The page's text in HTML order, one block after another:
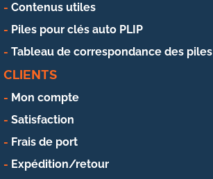
Contenus utiles
Piles pour clés auto PLIP
Tableau de correspondance des piles
CLIENTS
Mon compte
Satisfaction
Frais de port
Expédition/retour